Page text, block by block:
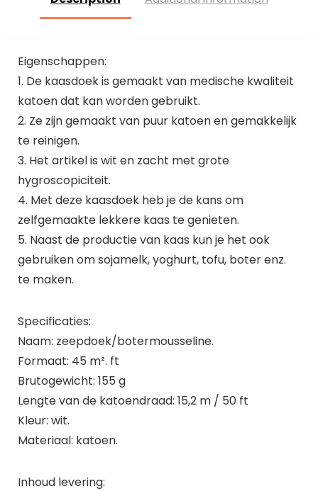
Eigenschappen:
1. De kaasdoek is gemaakt van medische kwaliteit
katoen dat kan worden gebruikt.
2. Ze zijn gemaakt van puur katoen en gemakkelijk
te reinigen.
3. Het artikel is wit en zacht met grote
hygroscopiciteit.
4. Met deze kaasdoek heb je de kans om
zelfgemaakte lekkere kaas te genieten.
5. Naast de productie van kaas kun je het ook
gebruiken om sojamelk, yoghurt, tofu, boter enz.
te maken.
Specificaties:
Naam: zeepdoek/botermousseline.
Formaat: 45 m². ft
Brutogewicht: 155 g
Lengte van de katoendraad: 15,2 m / 50 ft
Kleur: wit.
Materiaal: katoen.
Inhoud levering: